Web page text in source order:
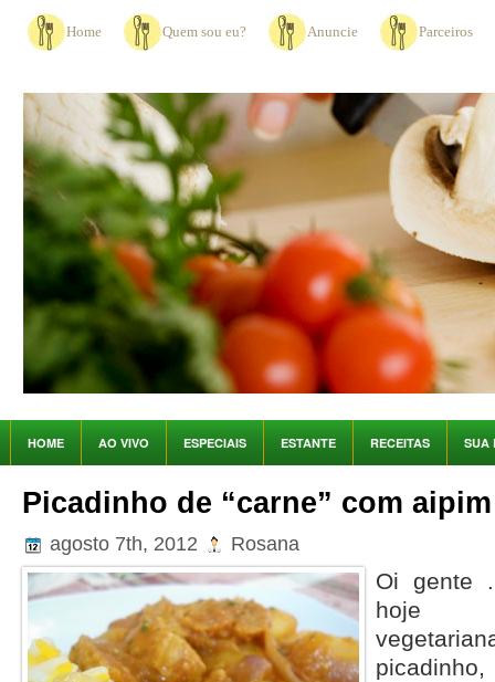
Home Quem sou eu? Anuncie Parceiros
HOME AO VIVO ESPECIAIS ESTANTE RECEITAS SUA
Picadinho de “carne” com aipim
agosto 7th, 2012 Rosana
Oi gente
hoje